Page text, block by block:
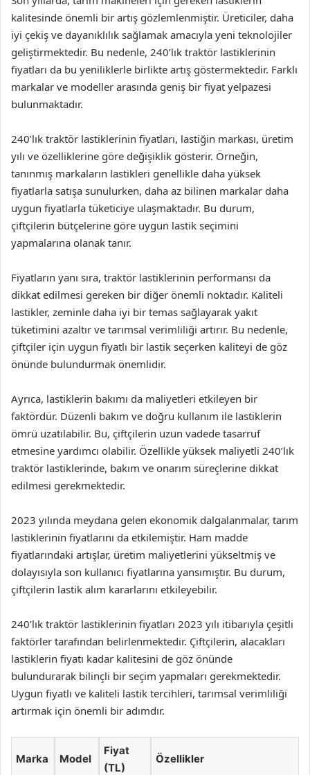
kalitesinde önemli bir artış gözlemlenmiştir. Üreticiler, daha
iyi çekiş ve dayanıklılık sağlamak amacıyla yeni teknolojiler
geliştirmektedir. Bu nedenle, 240’lık traktör lastiklerinin
fiyatları da bu yeniliklerle birlikte artış göstermektedir. Farklı
markalar ve modeller arasında geniş bir fiyat yelpazesi
bulunmaktadır.
240’lık traktör lastiklerinin fiyatları, lastiğin markası, üretim
yılı ve özelliklerine göre değişiklik gösterir. Örneğin,
tanınmış markaların lastikleri genellikle daha yüksek
fiyatlarla satışa sunulurken, daha az bilinen markalar daha
uygun fiyatlarla tüketiciye ulaşmaktadır. Bu durum,
çiftçilerin bütçelerine göre uygun lastik seçimini
yapmalarına olanak tanır.
Fiyatların yanı sıra, traktör lastiklerinin performansı da
dikkat edilmesi gereken bir diğer önemli noktadır. Kaliteli
lastikler, zeminle daha iyi bir temas sağlayarak yakıt
tüketimini azaltır ve tarımsal verimliliği artırır. Bu nedenle,
çiftçiler için uygun fiyatlı bir lastik seçerken kaliteyi de göz
önünde bulundurmak önemlidir.
Ayrıca, lastiklerin bakımı da maliyetleri etkileyen bir
faktördür. Düzenli bakım ve doğru kullanım ile lastiklerin
ömrü uzatılabilir. Bu, çiftçilerin uzun vadede tasarruf
etmesine yardımcı olabilir. Özellikle yüksek maliyetli 240’lık
traktör lastiklerinde, bakım ve onarım süreçlerine dikkat
edilmesi gerekmektedir.
2023 yılında meydana gelen ekonomik dalgalanmalar, tarım
lastiklerinin fiyatlarını da etkilemiştir. Ham madde
fiyatlarındaki artışlar, üretim maliyetlerini yükseltmiş ve
dolayısıyla son kullanıcı fiyatlarına yansımıştır. Bu durum,
çiftçilerin lastik alım kararlarını etkileyebilir.
240’lık traktör lastiklerinin fiyatları 2023 yılı itibarıyla çeşitli
faktörler tarafından belirlenmektedir. Çiftçilerin, alacakları
lastiklerin fiyatı kadar kalitesini de göz önünde
bulundurarak bilinçli bir seçim yapmaları gerekmektedir.
Uygun fiyatlı ve kaliteli lastik tercihleri, tarımsal verimliliği
artırmak için önemli bir adımdır.
Marka Model
Fiyat
(TL)
Özellikler